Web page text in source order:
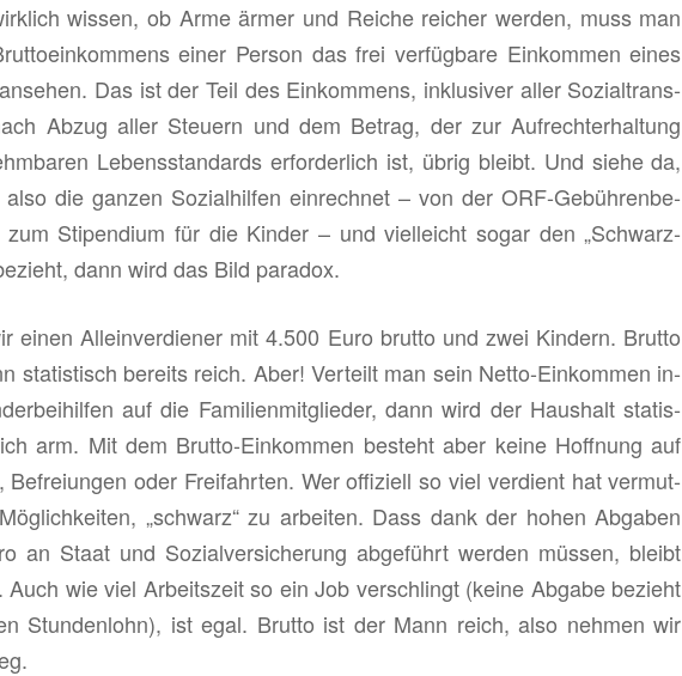
wis­sen, ob Arme ärmer und Rei­che rei­cher wer­den, muss man
einer Per­son das frei ver­füg­ba­re Ein­kom­men eines
Das ist der Teil des Ein­kom­mens, in­klu­si­ver aller So­zi­al­trans­
Abzug aller Steu­ern und dem Be­trag, der zur Auf­recht­er­hal­tung
Le­bens­stan­dards er­for­der­lich ist, übrig bleibt. Und siehe da,
die gan­zen So­zi­al­hil­fen ein­rech­net – von der ORF-Ge­büh­ren­be­
zum Sti­pen­di­um für die Kin­der – und viel­leicht sogar den „Schwarz­
dann wird das Bild pa­ra­dox.
einen Al­lein­ver­die­ner mit 4.500 Euro brut­to und zwei Kin­dern. Brut­to
sta­tis­tisch be­reits reich. Aber! Ver­teilt man sein Net­to-Ein­kom­men in­
auf die Fa­mi­li­en­mit­glie­der, dann wird der Haus­halt sta­tis­
arm. Mit dem Brut­to-Ein­kom­men be­steht aber keine Hoff­nung auf
Be­frei­un­gen oder Frei­fahr­ten. Wer of­fi­zi­ell so viel ver­dient hat ver­mut­
„schwarz“ zu ar­bei­ten. Dass dank der hohen Ab­ga­ben
an Staat und So­zi­al­ver­si­che­rung ab­ge­führt wer­den müs­sen, bleibt
Auch wie viel Ar­beits­zeit so ein Job ver­schlingt (keine Ab­ga­be be­zieht
Stun­den­lohn), ist egal. Brut­to ist der Mann reich, also neh­men wir